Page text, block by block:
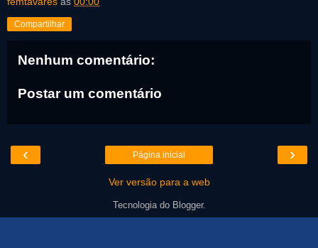
Compartilhar
Nenhum comentário:
Postar um comentário
‹ ›
Página inicial
Ver versão para a web
Tecnologia do Blogger.